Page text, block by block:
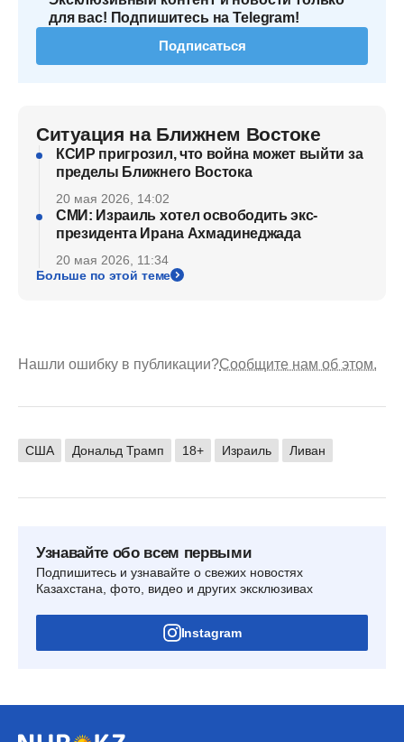
для вас! Подпишитесь на Telegram!
Подписаться
Ситуация на Ближнем Востоке
КСИР пригрозил, что война может выйти за
пределы Ближнего Востока
20 мая 2026, 14:02
СМИ: Израиль хотел освободить экс-
президента Ирана Ахмадинеджада
20 мая 2026, 11:34
Больше по этой теме
Нашли ошибку в публикации?Сообщите нам об этом.
США Дональд Трамп 18+ Израиль Ливан
Узнавайте обо всем первыми
Подпишитесь и узнавайте о свежих новостях
Казахстана, фото, видео и других эксклюзивах
Instagram